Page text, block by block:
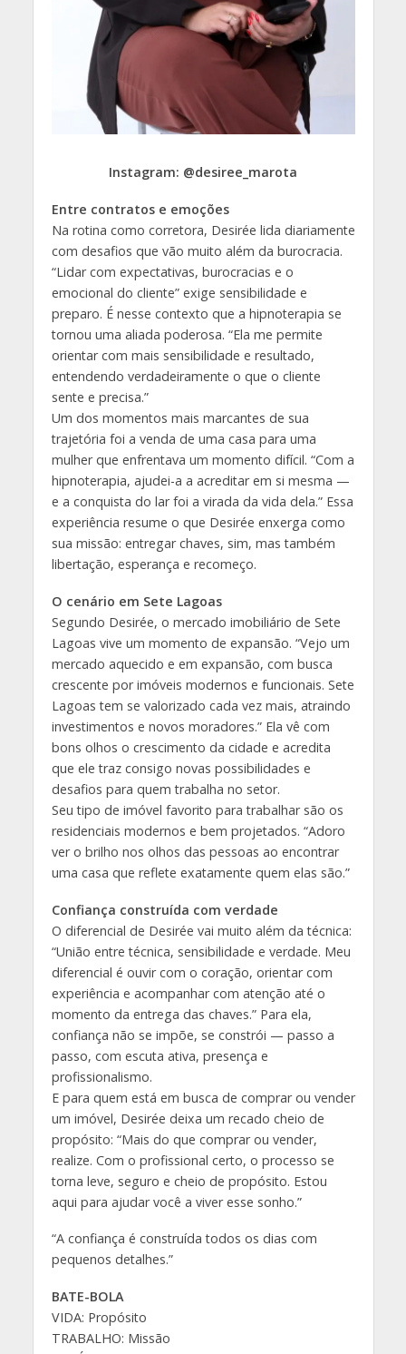
Instagram: @desiree_marota
Entre contratos e emoções
Na rotina como corretora, Desirée lida diariamente
com desafios que vão muito além da burocracia.
“Lidar com expectativas, burocracias e o
emocional do cliente” exige sensibilidade e
preparo. É nesse contexto que a hipnoterapia se
tornou uma aliada poderosa. “Ela me permite
orientar com mais sensibilidade e resultado,
entendendo verdadeiramente o que o cliente
sente e precisa.”
Um dos momentos mais marcantes de sua
trajetória foi a venda de uma casa para uma
mulher que enfrentava um momento difícil. “Com a
hipnoterapia, ajudei-a a acreditar em si mesma —
e a conquista do lar foi a virada da vida dela.” Essa
experiência resume o que Desirée enxerga como
sua missão: entregar chaves, sim, mas também
libertação, esperança e recomeço.
O cenário em Sete Lagoas
Segundo Desirée, o mercado imobiliário de Sete
Lagoas vive um momento de expansão. “Vejo um
mercado aquecido e em expansão, com busca
crescente por imóveis modernos e funcionais. Sete
Lagoas tem se valorizado cada vez mais, atraindo
investimentos e novos moradores.” Ela vê com
bons olhos o crescimento da cidade e acredita
que ele traz consigo novas possibilidades e
desafios para quem trabalha no setor.
Seu tipo de imóvel favorito para trabalhar são os
residenciais modernos e bem projetados. “Adoro
ver o brilho nos olhos das pessoas ao encontrar
uma casa que reflete exatamente quem elas são.”
Confiança construída com verdade
O diferencial de Desirée vai muito além da técnica:
“União entre técnica, sensibilidade e verdade. Meu
diferencial é ouvir com o coração, orientar com
experiência e acompanhar com atenção até o
momento da entrega das chaves.” Para ela,
confiança não se impõe, se constrói — passo a
passo, com escuta ativa, presença e
profissionalismo.
E para quem está em busca de comprar ou vender
um imóvel, Desirée deixa um recado cheio de
propósito: “Mais do que comprar ou vender,
realize. Com o profissional certo, o processo se
torna leve, seguro e cheio de propósito. Estou
aqui para ajudar você a viver esse sonho.”
“A confiança é construída todos os dias com
pequenos detalhes.”
BATE-BOLA
VIDA: Propósito
TRABALHO: Missão